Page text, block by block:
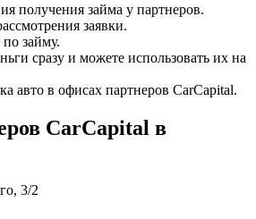
получения займа у партнеров.
заявки.
займу.
сразу и можете использовать их на
авто в офисах партнеров CarCapital.
CarCapital в
3/2